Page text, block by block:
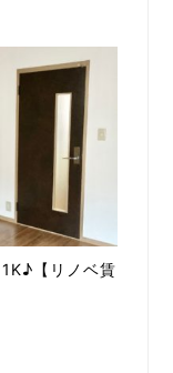
【リノベ賃